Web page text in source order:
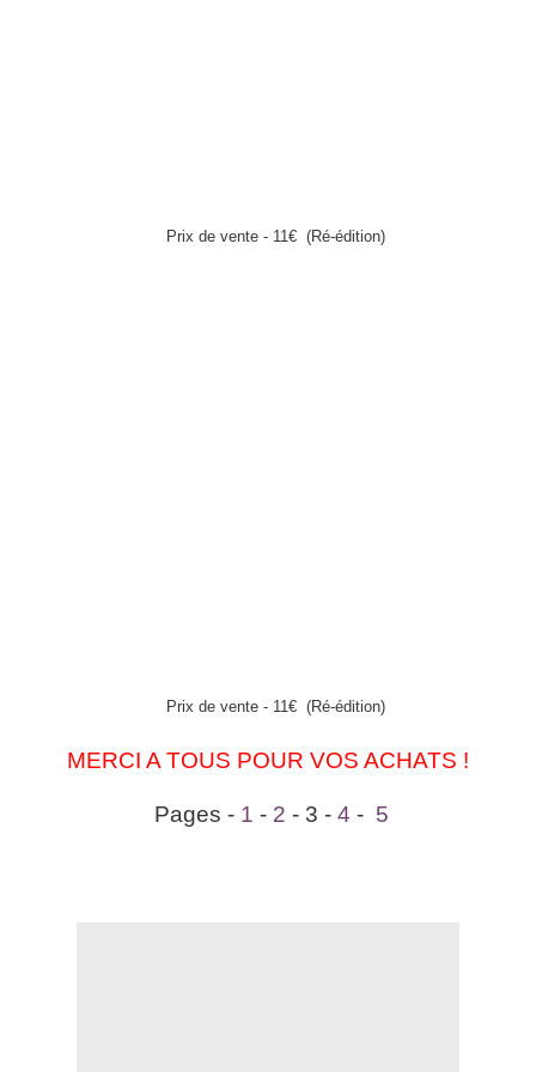
Prix de vente - 11€ (Ré-édition)
Prix de vente - 11€ (Ré-édition)
MERCI A TOUS POUR VOS ACHATS !
Pages - 1 - 2 - 3 - 4 - 5